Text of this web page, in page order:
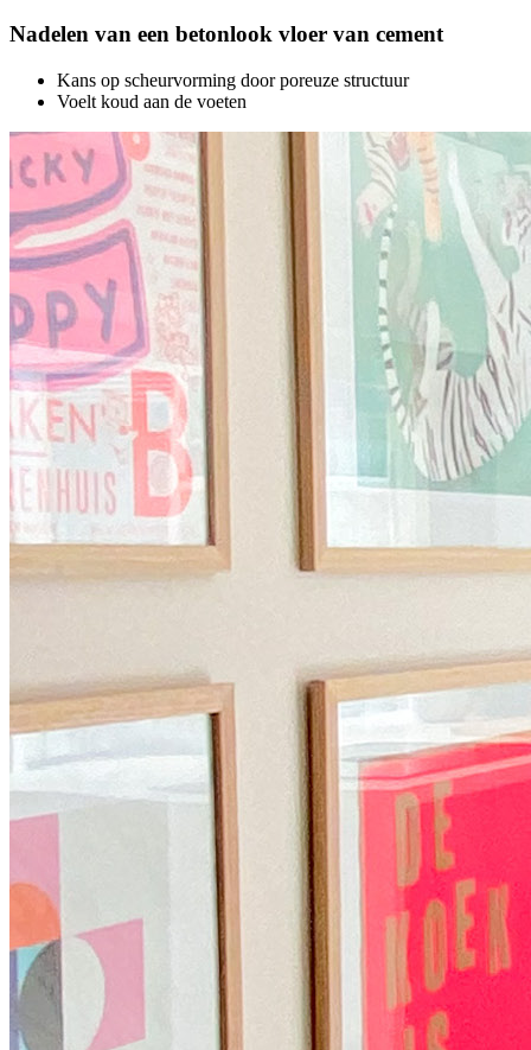
Nadelen van een betonlook vloer van cement
Kans op scheurvorming door poreuze structuur
Voelt koud aan de voeten